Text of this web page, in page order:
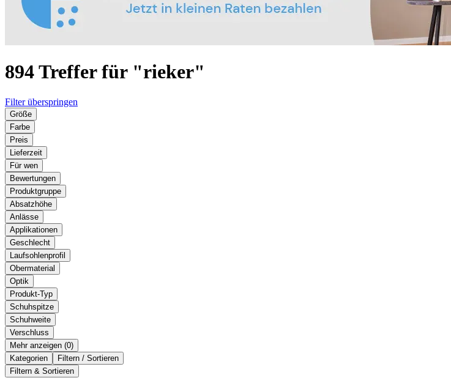
894 Treffer für "rieker"
Filter überspringen
Größe
Farbe
Preis
Lieferzeit
Für wen
Bewertungen
Produktgruppe
Absatzhöhe
Anlässe
Applikationen
Geschlecht
Laufsohlenprofil
Obermaterial
Optik
Produkt-Typ
Schuhspitze
Schuhweite
Verschluss
Mehr anzeigen ( )
Kategorien
Filtern / Sortieren
Filtern & Sortieren